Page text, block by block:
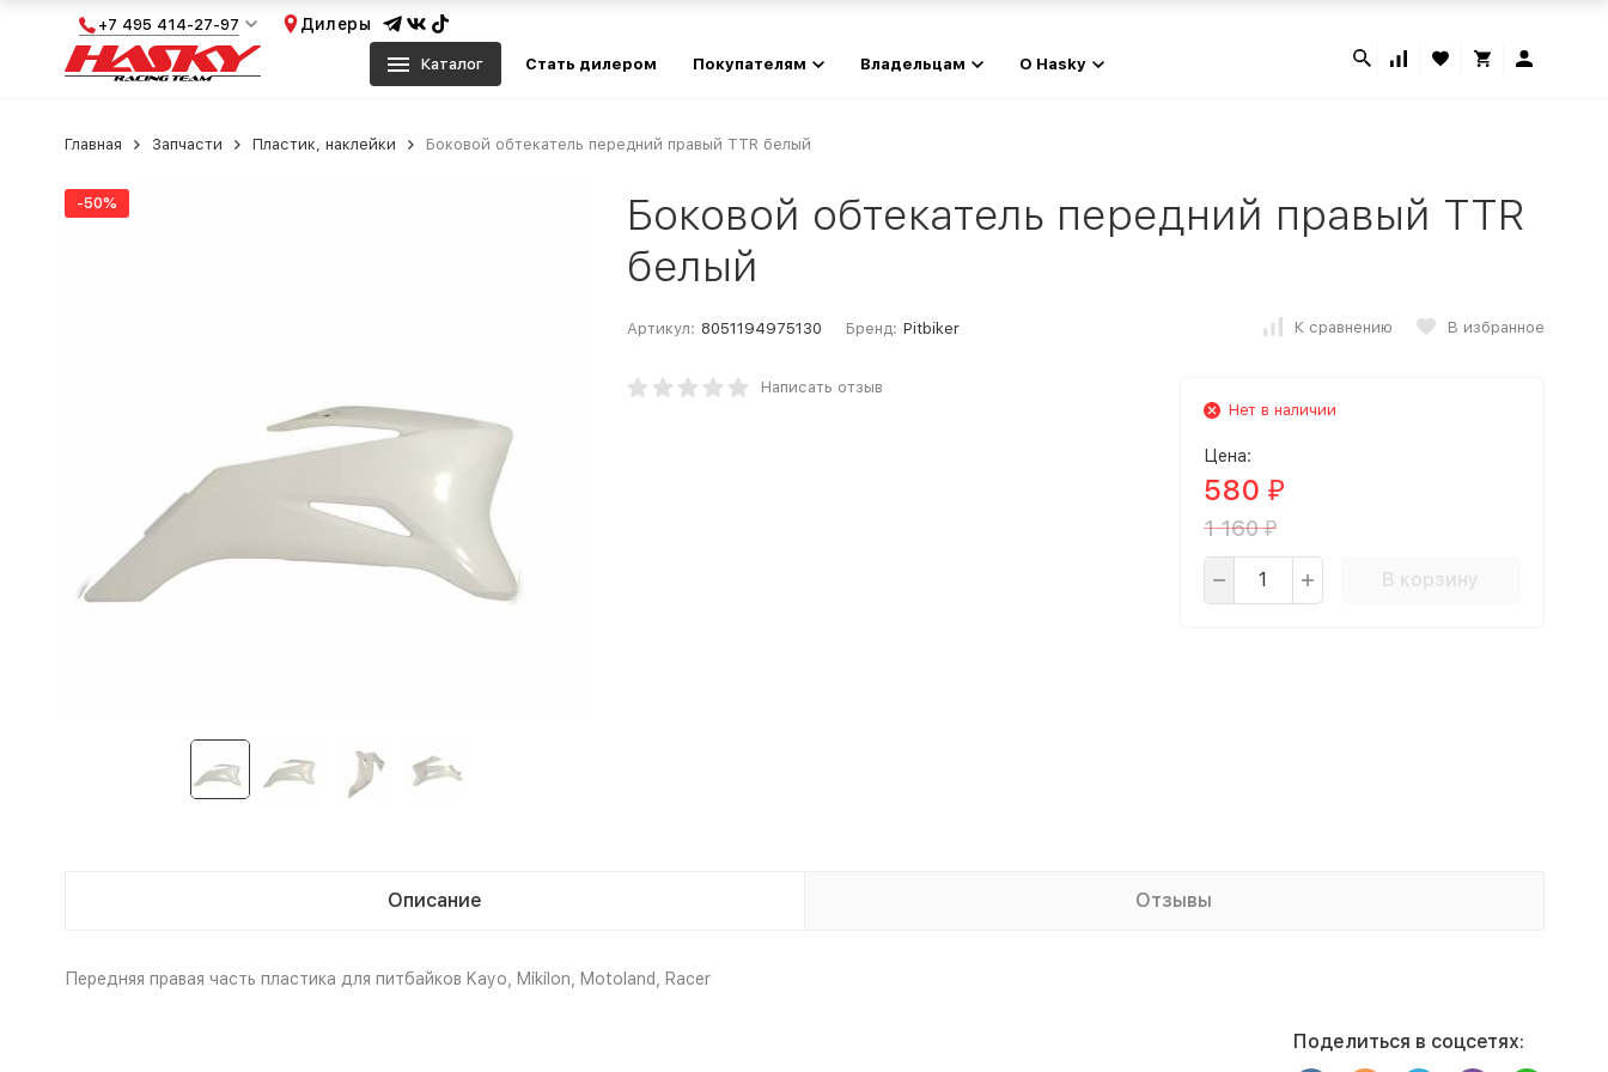
+7 495 414-27-97 Дилеры
Каталог Стать дилером Покупателям Владельцам О Hasky
Главная Запчасти Пластик, наклейки Боковой обтекатель передний правый TTR белый
-50%
Боковой обтекатель передний правый TTR
белый
Артикул: 8051194975130 Бренд: Pitbiker К сравнению В избранное
Написать отзыв
Нет в наличии
Цена:
580 ₽
1 160₽
В корзину
Описание Отзывы
Передняя правая часть пластика для питбайков Kayo, Mikilon, Motoland, Racer
Поделиться в соцсетях: